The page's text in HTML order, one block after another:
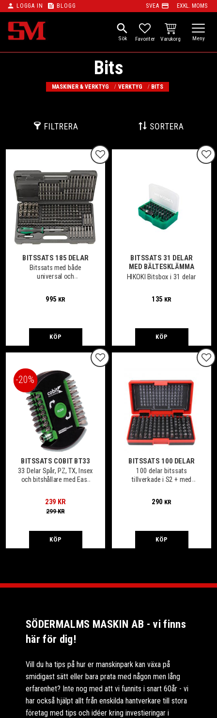
Meny
person LOGGA IN feed BLOGG SVEA payment EXKL. MOMS
search
FAVORITER
KUNDVAGN
Bits
MASKINER & VERKTYG VERKTYG BITS
FILTRERA SORTERA
BITSSATS 185 DELAR
Bitssats med både
universal och
995 KR
Lägg till i favoriter
KÖP
BITSSATS 31 DELAR
MED BÄLTESKLÄMMA
HIKOKI Bitsbox i 31 delar
135 KR
KÖP
BITSSATS COBIT BT33
33 Delar Spår, PZ, TX, Insex
och bitshållare med Easy
239 KR
299KR
20%
Lägg till i favoriter
KÖP
BITSSATS 100 DELAR
100 delar bitssats
tillverkade i S2 + med
290 KR
KÖP
SÖDERMALMS MASKIN AB - vi finns
här för dig!
Vill du ha tips på hur er manskinpark kan växa på
smidigast sätt eller bara prata med någon men lång
erfarenhet? Inte nog med att vi funnits i snart 60år - vi
har också hjälpt allt från enskilda hantverkare till stora
företag med tips och idéer kring investieringar i